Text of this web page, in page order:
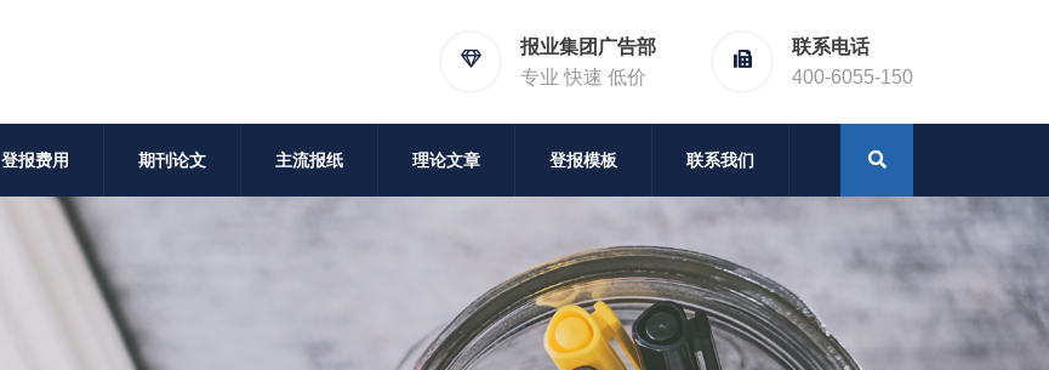
报业集团广告部
专业 快速 低价
联系电话
400-6055-150
登报费用 期刊论文 主流报纸 理论文章 登报模板 联系我们